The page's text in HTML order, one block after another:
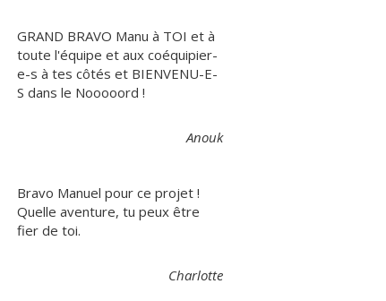
GRAND BRAVO Manu à TOI et à
toute l'équipe et aux coéquipier-
e-s à tes côtés et BIENVENU-E-
S dans le Nooooord !
Anouk
Bravo Manuel pour ce projet !
Quelle aventure, tu peux être
fier de toi.
Charlotte